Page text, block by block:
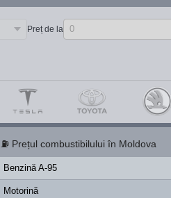
Preț de la
⛽ Prețul combustibilului în Moldova
Benzină A-95
Motorină